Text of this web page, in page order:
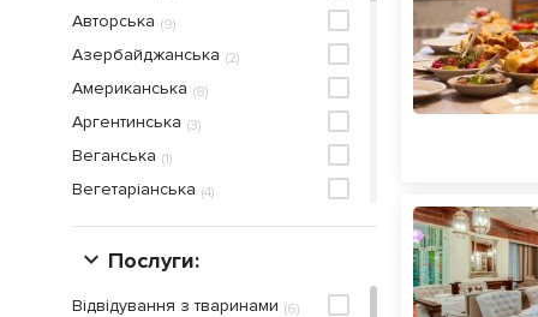
(9)
Авторська
(2)
Азербайджанська
(8)
Американська
(3)
Аргентинська
(1)
Веганська
(4)
Вегетаріанська
(1)
Випічка
(2)
Вірменська
Послуги:
(6)
Відвідування з тваринами